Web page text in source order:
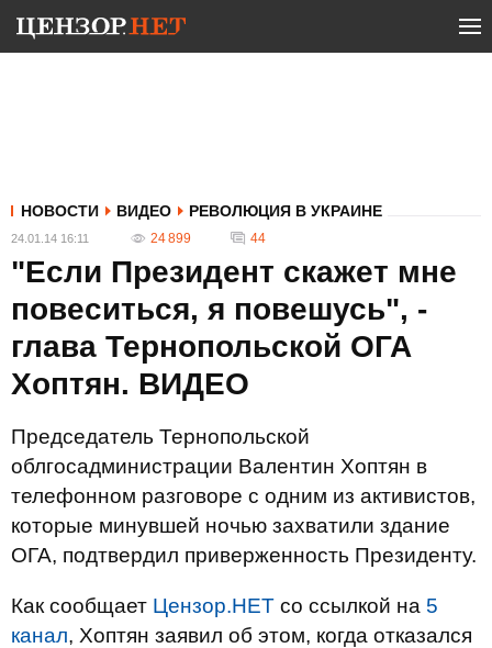
НОВОСТИ ВИДЕО РЕВОЛЮЦИЯ В УКРАИНЕ
24.01.14 16:11 24 899 44
"Если Президент скажет мне
повеситься, я повешусь", -
глава Тернопольской ОГА
Хоптян. ВИДЕО
Председатель Тернопольской
облгосадминистрации Валентин Хоптян в
телефонном разговоре с одним из активистов,
которые минувшей ночью захватили здание
ОГА, подтвердил приверженность Президенту.
Как сообщает Цензор.НЕТ со ссылкой на 5
канал, Хоптян заявил об этом, когда отказался